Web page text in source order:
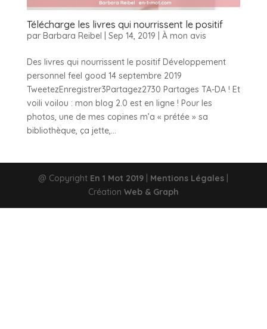
Télécharge les livres qui nourrissent le positif
par Barbara Reibel Sep 14, 2019 À mon avis
Des livres qui nourrissent le positif Développement
personnel feel good 14 septembre 2019
TweetezEnregistrer3Partagez2730 Partages TA-DA ! Et
voili voilou : mon blog 2.0 est en ligne ! Pour les
photos, une de mes copines m’a « prétée » sa
bibliothèque, ça jette,...
@ Copyright En 1 Mot 2019 Mentions Légales
Création Web & Graph